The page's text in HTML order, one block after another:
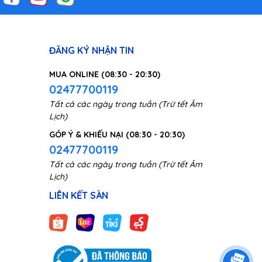
tối
ĐĂNG KÝ NHẬN TIN
MUA ONLINE (08:30 - 20:30)
02477700119
Tất cả các ngày trong tuần (Trừ tết Âm
Lịch)
GÓP Ý & KHIẾU NẠI (08:30 - 20:30)
02477700119
Tất cả các ngày trong tuần (Trừ tết Âm
Lịch)
LIÊN KẾT SÀN